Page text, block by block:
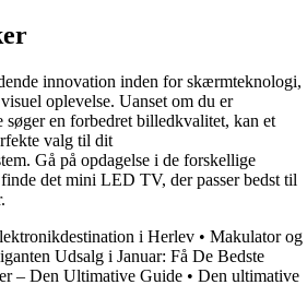
innovation inden for skærmteknologi,
oplevelse. Uanset om du er
søger en forbedret billedkvalitet, kan et
valg til dit
Gå på opdagelse i de forskellige
det mini LED TV, der passer bedst til
i Herlev • Makulator og
Udsalg i Januar: Få De Bedste
– Den Ultimative Guide • Den ultimative